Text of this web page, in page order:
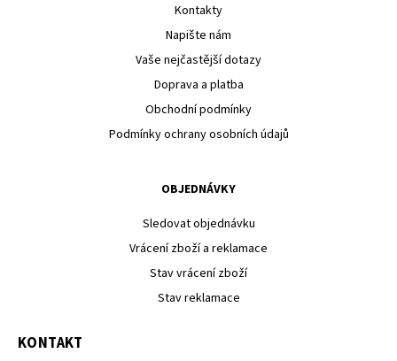
Kontakty
Napište nám
Vaše nejčastější dotazy
Doprava a platba
Obchodní podmínky
Podmínky ochrany osobních údajů
OBJEDNÁVKY
Sledovat objednávku
Vrácení zboží a reklamace
Stav vrácení zboží
Stav reklamace
KONTAKT